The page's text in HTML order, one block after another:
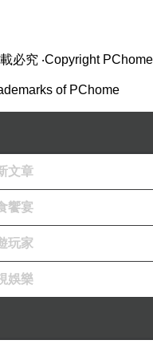
補水，促進肌膚再
的媽媽/姐姐/妹妹
必究 ‧Copyright PChome
of PChome
文章
饗宴
玩家
娛樂